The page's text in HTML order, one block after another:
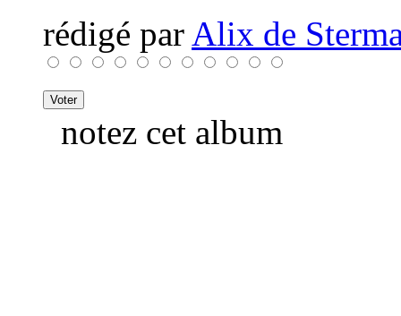
rédigé par Alix de
notez cet album